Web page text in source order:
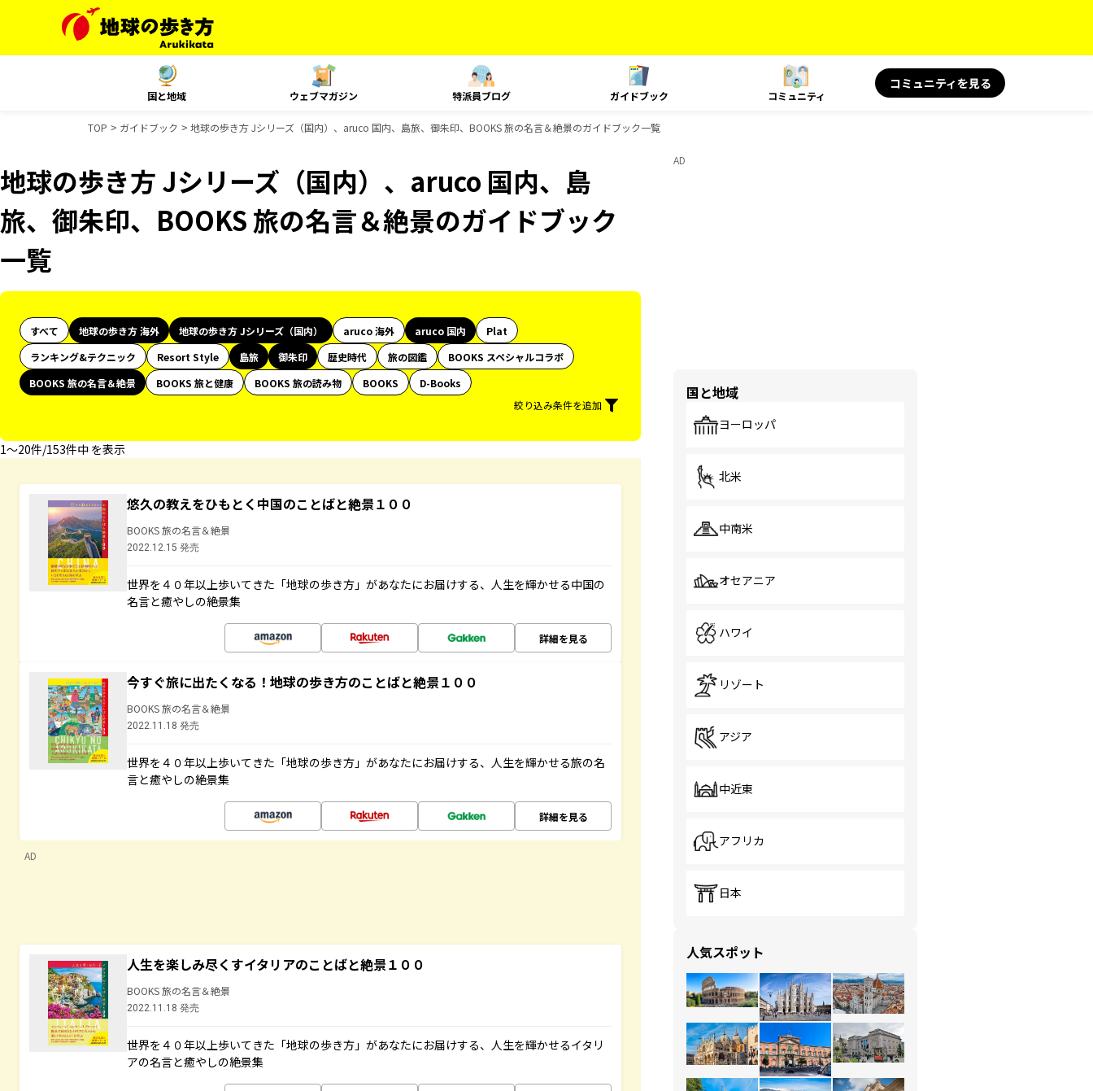
国と地域 ウェブマガジン 特派員ブログ ガイドブック コミュニティ
コミュニティを見る
TOP ガイドブック 地球の歩き方 Jシリーズ（国内）、aruco 国内、島旅、御朱印、BOOKS 旅の名言＆絶景のガイドブック一覧
地球の歩き方 Jシリーズ（国内）、aruco 国内、島
旅、御朱印、BOOKS 旅の名言＆絶景のガイドブック
一覧
すべて 地球の歩き方 海外 地球の歩き方 Jシリーズ（国内） aruco 海外 aruco 国内
Plat
ランキング&テクニック
Resort Style 島旅 御朱印 歴史時代 旅の図鑑
BOOKS スペシャルコラボ
BOOKS 旅の名言＆絶景
BOOKS 旅と健康 BOOKS 旅の読み物 BOOKS
D-Books
絞り込み条件を追加
1〜20件/153件中 を表示
悠久の教えをひもとく中国のことばと絶景１００
BOOKS 旅の名言＆絶景
2022.12.15 発売
世界を４０年以上歩いてきた「地球の歩き方」があなたにお届けする、人生を輝かせる中国の
名言と癒やしの絶景集
詳細を見る
今すぐ旅に出たくなる！地球の歩き方のことばと絶景１００
BOOKS 旅の名言＆絶景
2022.11.18 発売
世界を４０年以上歩いてきた「地球の歩き方」があなたにお届けする、人生を輝かせる旅の名
言と癒やしの絶景集
詳細を見る
AD
人生を楽しみ尽くすイタリアのことばと絶景１００
BOOKS 旅の名言＆絶景
2022.11.18 発売
世界を４０年以上歩いてきた「地球の歩き方」があなたにお届けする、人生を輝かせるイタリ
アの名言と癒やしの絶景集
AD
国と地域
ヨーロッパ
北米
中南米
オセアニア
ハワイ
リゾート
アジア
中近東
アフリカ
日本
人気スポット